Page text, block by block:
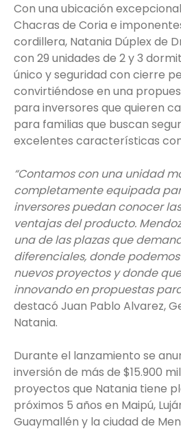
Con una ubicación
Chacras de Coria e
cordillera, Natania Dúplex de
con 29 unidades de 2 y 3
único y seguridad con cierre
convirtiéndose en una
para inversores que quieren
para familias que buscan
excelentes características
“Contamos con una unidad
completamente equipada
inversores puedan conocer
ventajas del producto.
una de las plazas que
diferenciales, donde
nuevos proyectos y donde
innovando en propuestas
destacó Juan Pablo Alvarez,
Natania.
Durante el lanzamiento se
inversión de más de $15.900
proyectos que Natania tiene
próximos 5 años en Maipú,
Guaymallén y la ciudad de